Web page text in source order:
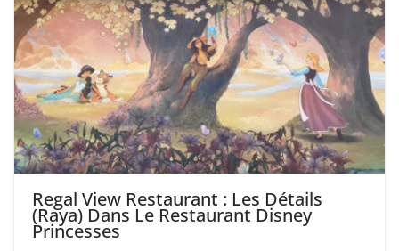
Regal View Restaurant : Les Détails
(Raya) Dans Le Restaurant Disney
Princesses